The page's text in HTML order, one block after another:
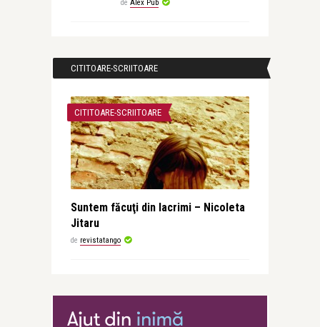
de Alex Pub
CITITOARE-SCRIITOARE
CITITOARE-SCRIITOARE
Suntem făcuţi din lacrimi – Nicoleta
Jitaru
de revistatango